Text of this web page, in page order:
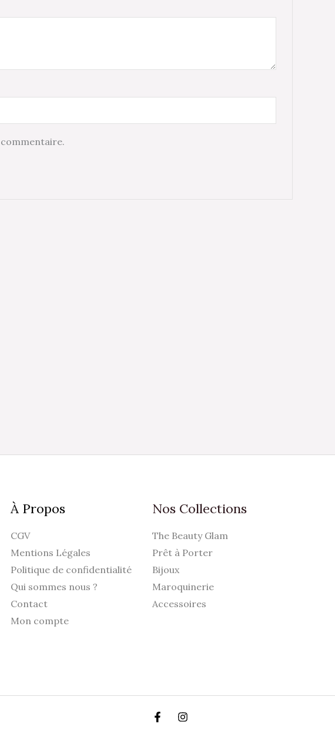
À Propos
CGV
Mentions Légales
Politique de confidentialité
Qui sommes nous ?
Contact
Mon compte
Nos Collections
The Beauty Glam
Prêt à Porter
Bijoux
Maroquinerie
Accessoires